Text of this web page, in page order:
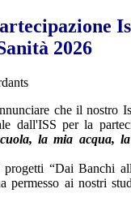
2026
che il nostro
dall'ISS per la
la mia acqua,
“Dai Banchi
permesso ai nostri